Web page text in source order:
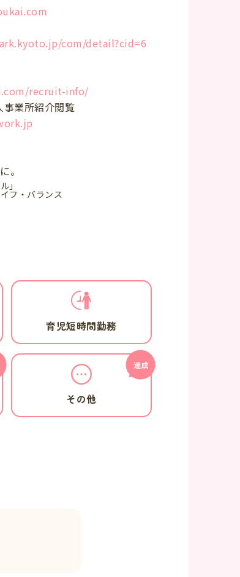
com/detail?cid=6
recruit-info/
業所紹介閲覧
」
フ・バランス
育児短時間勤務
その他